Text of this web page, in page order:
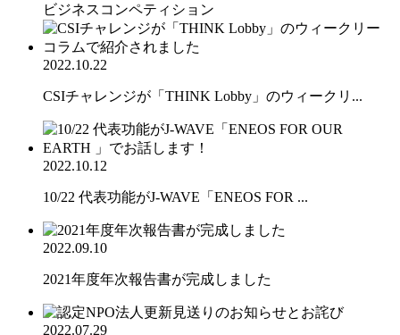
ビジネスコンペティション
2022.10.22
CSIチャレンジが「THINK Lobby」のウィークリ...
2022.10.12
10/22 代表功能がJ-WAVE「ENEOS FOR ...
2022.09.10
2021年度年次報告書が完成しました
2022.07.29